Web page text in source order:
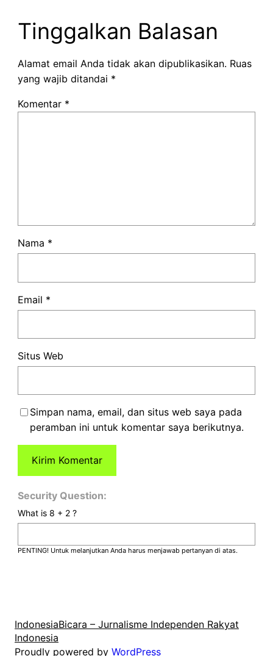
Tinggalkan Balasan
Alamat email Anda tidak akan dipublikasikan. Ruas
yang wajib ditandai *
Komentar *
Nama *
Email *
Situs Web
Simpan nama, email, dan situs web saya pada
peramban ini untuk komentar saya berikutnya.
Security Question:
What is 8 + 2 ?
PENTING! Untuk melanjutkan Anda harus menjawab pertanyan di atas.
IndonesiaBicara – Jurnalisme Independen Rakyat
Indonesia
Proudly powered by WordPress